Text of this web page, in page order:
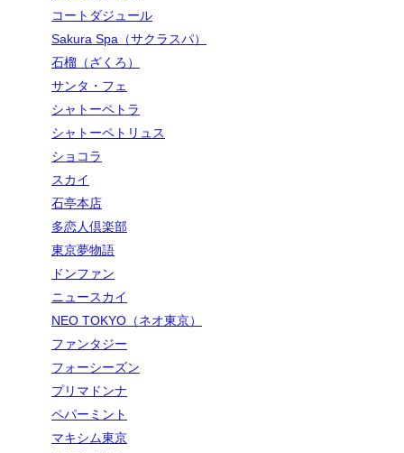
コートダジュール
Sakura Spa（サクラスパ）
石榴（ざくろ）
サンタ・フェ
シャトーペトラ
シャトーペトリュス
ショコラ
スカイ
石亭本店
多恋人倶楽部
東京夢物語
ドンファン
ニュースカイ
NEO TOKYO（ネオ東京）
ファンタジー
フォーシーズン
プリマドンナ
ペパーミント
マキシム東京